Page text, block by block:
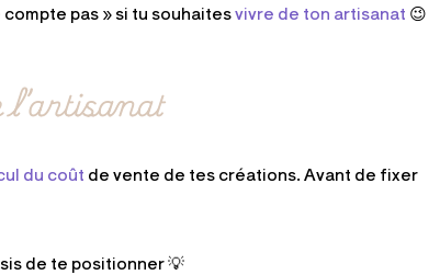
pas » si tu souhaitesvivre de ton artisanat 😉
l’artisanat
du coût de vente de tes créations. Avant de fixer
de te positionner 💡